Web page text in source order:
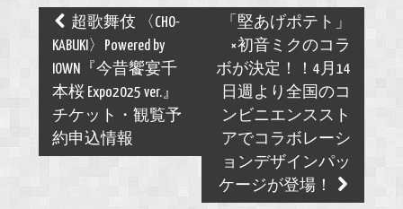
Post
navigation
超歌舞伎 〈CHO-
KABUKI〉Powered by
IOWN『今昔饗宴千
本桜 Expo2025 ver.』
チケット・観覧予
約申込情報
「堅あげポテト」
×初音ミクのコラ
ボが決定！！4月14
日週より全国のコ
ンビニエンススト
アでコラボレーシ
ョンデザインパッ
ケージが登場！